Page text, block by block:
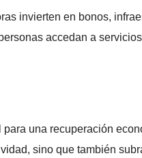
invierten en bonos,
accedan a
una recuperación
sino que también